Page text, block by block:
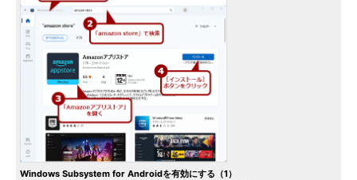
Windows Subsystem for Androidを有効にする（1）